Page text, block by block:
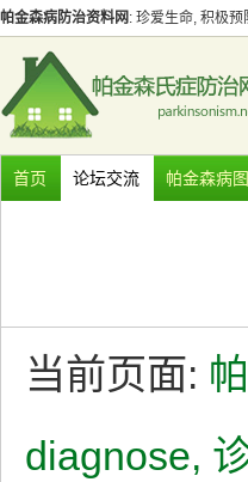
帕金森病防治资料网 : 珍爱生命, 积极
首页 论坛交流 帕金森病
当前页面:
diagnose,